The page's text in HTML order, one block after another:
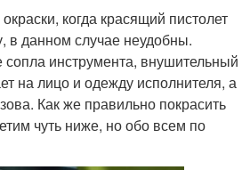
когда красящий пистолет
в данном случае неудобны.
инструмента, внушительный
на лицо и одежду исполнителя, а
Как же правильно покрасить
чуть ниже, но обо всем по